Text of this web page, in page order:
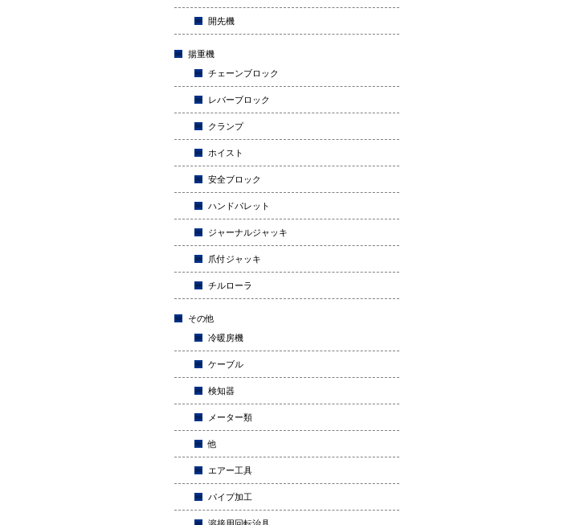
開先機
揚重機
チェーンブロック
レバーブロック
クランプ
ホイスト
安全ブロック
ハンドパレット
ジャーナルジャッキ
爪付ジャッキ
チルローラ
その他
冷暖房機
ケーブル
検知器
メーター類
他
エアー工具
パイプ加工